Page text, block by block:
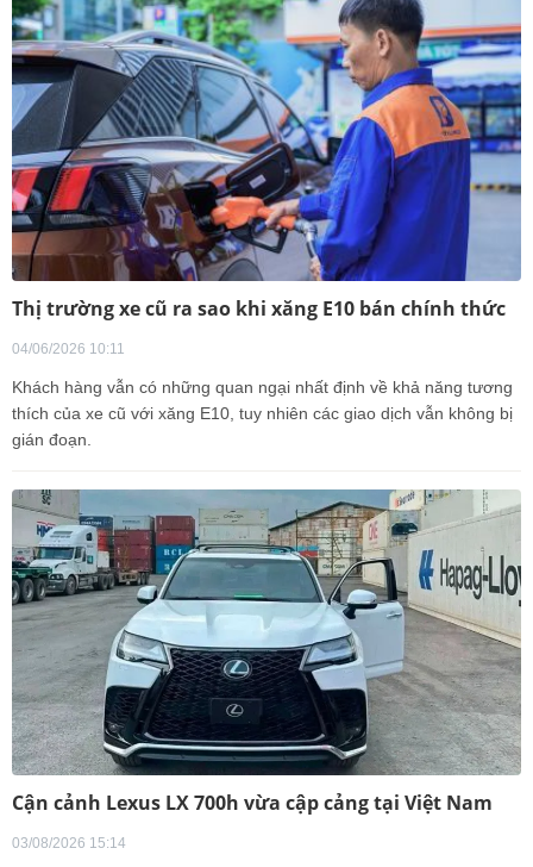
Thị trường xe cũ ra sao khi xăng E10 bán chính thức
04/06/2026 10:11
Khách hàng vẫn có những quan ngại nhất định về khả năng tương
thích của xe cũ với xăng E10, tuy nhiên các giao dịch vẫn không bị
gián đoạn.
Cận cảnh Lexus LX 700h vừa cập cảng tại Việt Nam
03/08/2026 15:14